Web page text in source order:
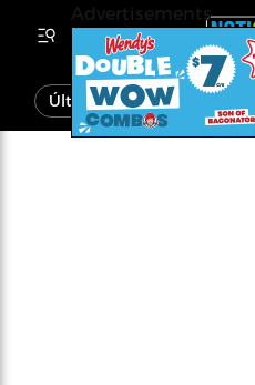
Última Hora Noticias
Advertisements